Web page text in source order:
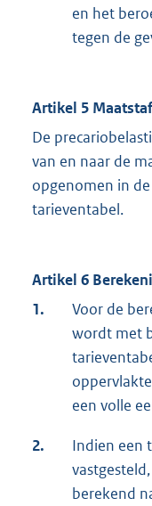
en het
tegen de
Artikel 5
De
van en naar de
opgenomen in
tarieventabel.
Artikel 6
1.
Voor de
wordt met
een volle
2.
Indien een
berekend